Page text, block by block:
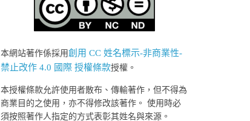
本網站著作係採用創用 CC 姓名標示-非商業性-
禁止改作 4.0 國際 授權條款授權。
本授權條款允許使用者散布、傳輸著作，但不得為
商業目的之使用，亦不得修改該著作。 使用時必
須按照著作人指定的方式表彰其姓名與來源。